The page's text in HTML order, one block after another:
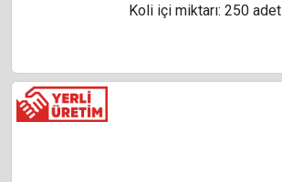
Koli içi miktarı: 250 adet